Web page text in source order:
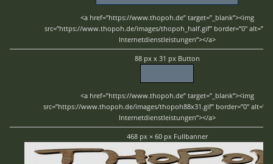
<a href=”https://www.thopoh.de” target=”_blank”><img
src=”https://www.thopoh.de/images/thopoh_half.gif” border=”0″
Internetdienstleistungen”></a>
88 px x 31 px Button
<a href=”https://www.thopoh.de” target=”_blank”><img
src=”https://www.thopoh.de/images/thopoh88x31.gif” border=”0″
Internetdienstleistungen”></a>
468 px × 60 px Fullbanner